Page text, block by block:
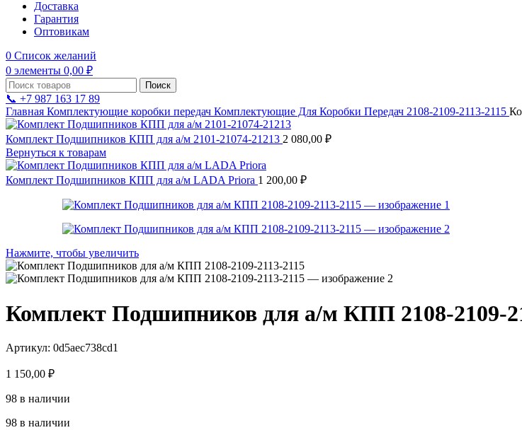
Доставка
Гарантия
Оптовикам
0 Список желаний
0 элементы 0,00 ₽
Поиск
📞 +7 987 163 17 89
Главная Комплектующие коробки передач Комплектующие Для Коробки Передач 2108-2109-2113-2115
Комплект Подшипников КПП для а/м 2101-21074-21213 2 080,00 ₽
Вернуться к товарам
Комплект Подшипников КПП для а/м LADA Priora 1 200,00 ₽
Нажмите, чтобы увеличить
Комплект Подшипников для а/м КПП 2108-2109-
Артикул: 0d5aec738cd1
1 150,00 ₽
98 в наличии
98 в наличии